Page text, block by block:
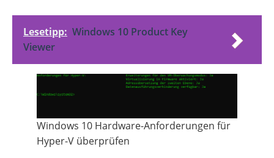
Lesetipp: Windows 10 Product Key
Viewer
Windows 10 Hardware-Anforderungen für
Hyper-V überprüfen